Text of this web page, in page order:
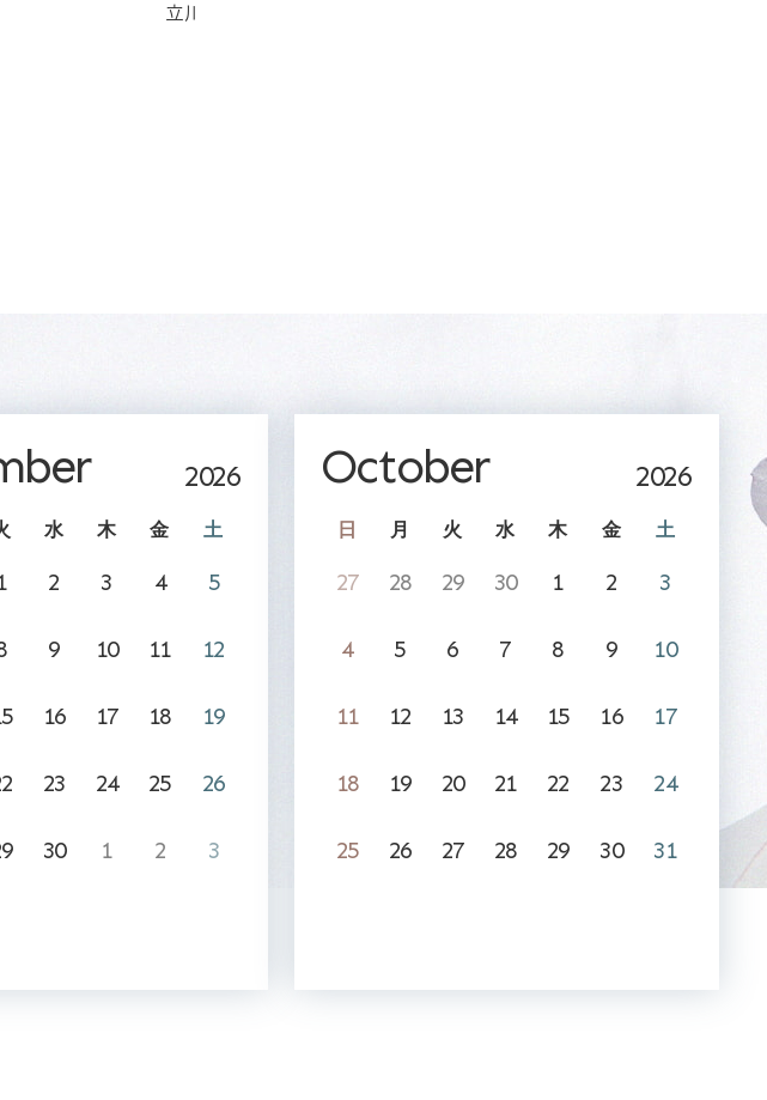
立川で気になっていたイタリアンへ
2026
水 木 金 土
2 3 4 5
9 10 11 12
16 17 18 19
23 24 25 26
30 1 2 3
October 2026
日 月 火 水 木 金 土
27 28 29 30 1 2 3
4 5 6 7 8 9 10
11 12 13 14 15 16 17
18 19 20 21 22 23 24
25 26 27 28 29 30 31